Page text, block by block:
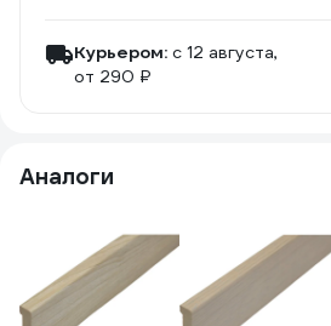
Курьером: c 12 августа,
от 290 ₽
Аналоги